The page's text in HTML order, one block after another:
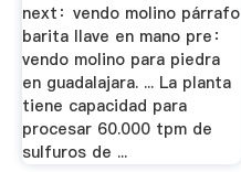
next：vendo molino párrafo
barita llave en mano pre：
vendo molino para piedra
en guadalajara. ... La planta
tiene capacidad para
procesar 60.000 tpm de
sulfuros de ...